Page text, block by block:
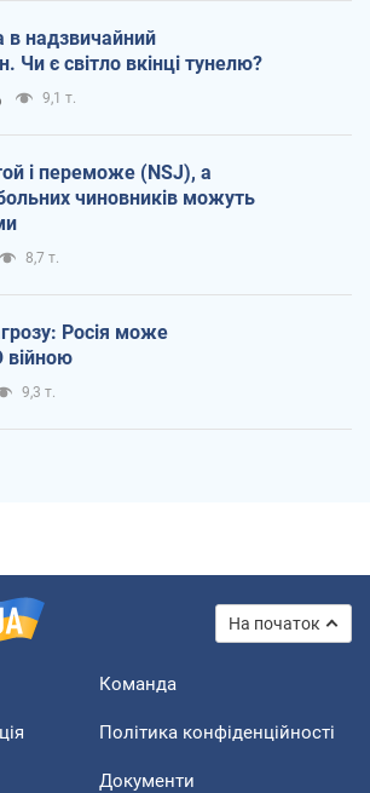
в надзвичайний
Чи є світло вкінці тунелю?
9,1 т.
і переможе (NSJ), а
чиновників можуть
8,7 т.
Росія може
війною
9,3 т.
На початок
Команда
Політика конфіденційності
Документи